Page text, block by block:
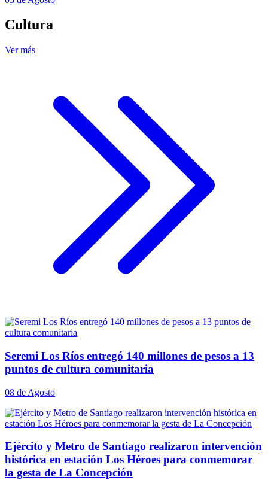
Cultura
Ver más
Seremi Los Ríos entregó 140 millones de pesos a 13
puntos de cultura comunitaria
08 de Agosto
Ejército y Metro de Santiago realizaron intervención
histórica en estación Los Héroes para conmemorar
la gesta de La Concepción